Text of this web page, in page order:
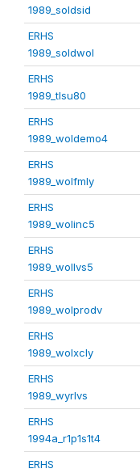
1989_soldsid
ERHS
1989_soldwol
ERHS
1989_tlsu80
ERHS
1989_woldemo4
ERHS
1989_wolfmly
ERHS
1989_wolinc5
ERHS
1989_wollvs5
ERHS
1989_wolprodv
ERHS
1989_wolxcly
ERHS
1989_wyrlvs
ERHS
1994a_r1p1s1t4
ERHS